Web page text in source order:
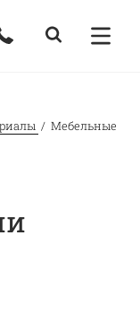
Мебельные